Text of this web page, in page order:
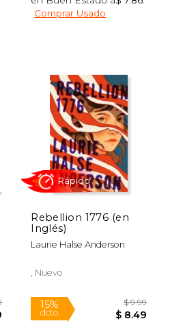
27%
dcto.
Rápido
Comprar Usado
Rebellion 1776 (en
Inglés)
Laurie Halse Anderson
, Nuevo